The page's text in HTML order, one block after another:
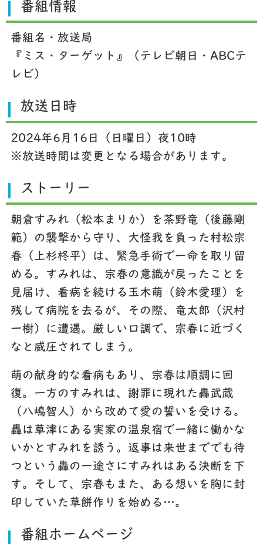
番組情報
番組名・放送局
『ミス・ターゲット』（テレビ朝日・ABCテ
レビ）
放送日時
2024年6月16日（日曜日）夜10時
※放送時間は変更となる場合があります。
ストーリー
朝倉すみれ（松本まりか）を茶野竜（後藤剛
範）の襲撃から守り、大怪我を負った村松宗
春（上杉柊平）は、緊急手術で一命を取り留
める。すみれは、宗春の意識が戻ったことを
見届け、看病を続ける玉木萌（鈴木愛理）を
残して病院を去るが、その際、竜太郎（沢村
一樹）に遭遇。厳しい口調で、宗春に近づく
なと威圧されてしまう。
萌の献身的な看病もあり、宗春は順調に回
復。一方のすみれは、謝罪に現れた轟武蔵
（八嶋智人）から改めて愛の誓いを受ける。
轟は草津にある実家の温泉宿で一緒に働かな
いかとすみれを誘う。返事は来世まででも待
つという轟の一途さにすみれはある決断を下
す。そして、宗春もまた、ある想いを胸に封
印していた草餅作りを始める…。
番組ホームページ